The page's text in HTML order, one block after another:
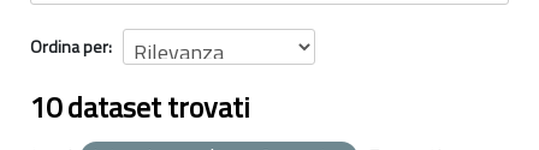
Ordina per
10 dataset trovati